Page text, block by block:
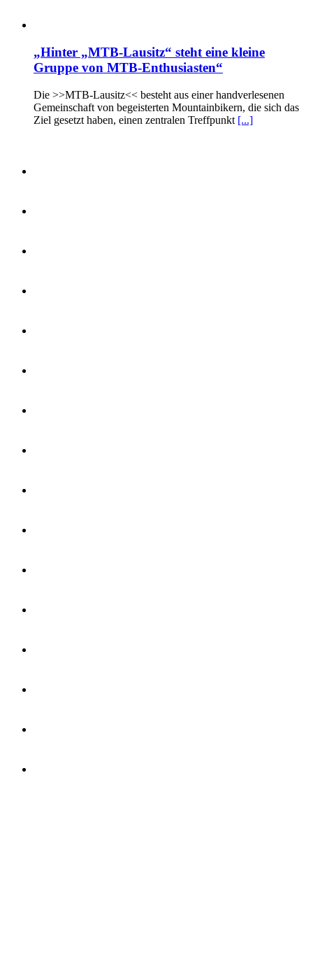
„Hinter „MTB-Lausitz“ steht eine kleine
Gruppe von MTB-Enthusiasten“
Die >>MTB-Lausitz<< besteht aus einer handverlesenen
Gemeinschaft von begeisterten Mountainbikern, die sich das
Ziel gesetzt haben, einen zentralen Treffpunkt [...]